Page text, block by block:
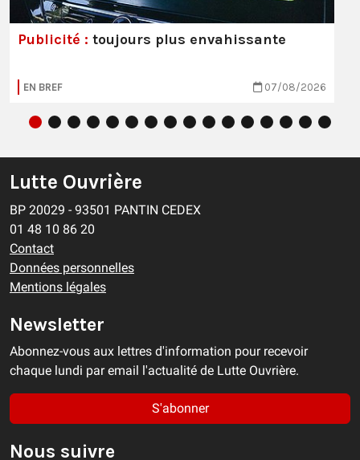
Publicité : toujours plus envahissante
EN BREF 07/08/2026
Lutte Ouvrière
BP 20029 - 93501 PANTIN CEDEX
01 48 10 86 20
Contact
Données personnelles
Mentions légales
Newsletter
Abonnez-vous aux lettres d'information pour recevoir
chaque lundi par email l'actualité de Lutte Ouvrière.
S'abonner
Nous suivre